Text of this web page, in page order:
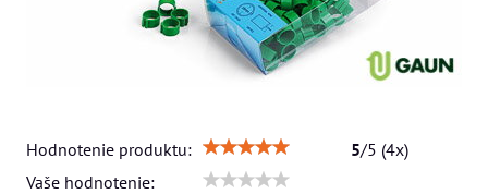
Hodnotenie produktu: 5/5 (4x)
Vaše hodnotenie: